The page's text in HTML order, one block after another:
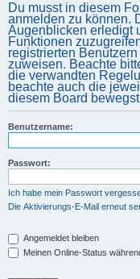
Du musst in diesem
anmelden zu können.
Augenblicken erledigt
Funktionen
registrierten
zuweisen. Beachte
die verwandten
beachte auch die
diesem Board
Benutzername:
Passwort:
Ich habe mein Passwort
Die Aktivierungs-E-Mail erneut
Angemeldet bleiben
Meinen Online-Status